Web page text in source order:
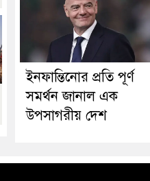
ইনফান্তিনোর প্রতি পূর্ণ
সমর্থন জানাল এক
উপসাগরীয় দেশ